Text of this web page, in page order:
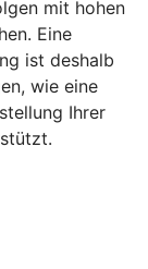
mit hohen
Eine
ist deshalb
wie eine
Ihrer